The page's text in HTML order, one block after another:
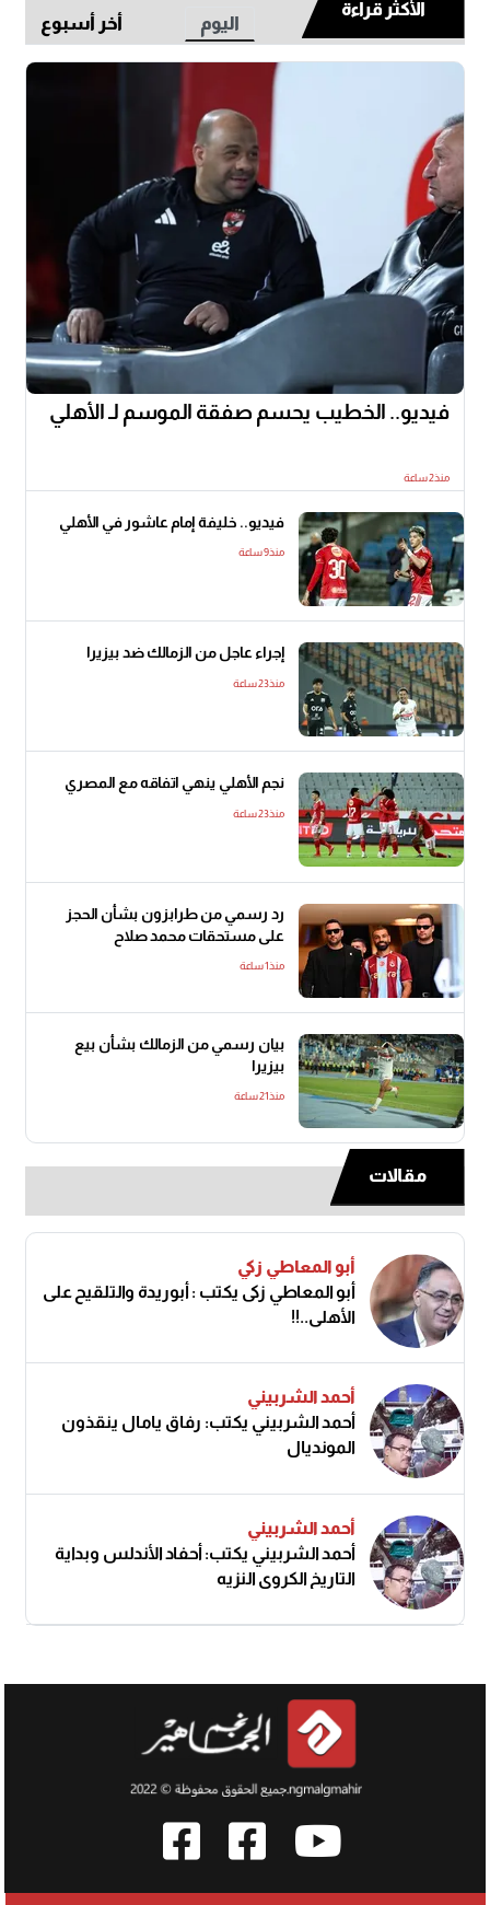
الأكثر قراءة
اليوم أخر أسبوع
فيديو.. الخطيب يحسم صفقة الموسم لـ الأهلي
منذ2 ساعة
فيديو.. خليفة إمام عاشور في الأهلي
منذ9 ساعة
إجراء عاجل من الزمالك ضد بيزيرا
منذ23 ساعة
نجم الأهلي ينهي اتفاقه مع المصري
منذ23 ساعة
رد رسمي من طرابزون بشأن الحجز
على مستحقات محمد صلاح
منذ1 ساعة
بيان رسمي من الزمالك بشأن بيع
بيزيرا
منذ21 ساعة
مقالات
أبو المعاطي زكي
أبو المعاطي زكى يكتب : أبوريدة والتلقيح على
الأهلى..!!
أحمد الشربيني
أحمد الشربيني يكتب: رفاق يامال ينقذون
المونديال
أحمد الشربيني
أحمد الشربيني يكتب: أحفاد الأندلس وبداية
التاريخ الكروي النزيه